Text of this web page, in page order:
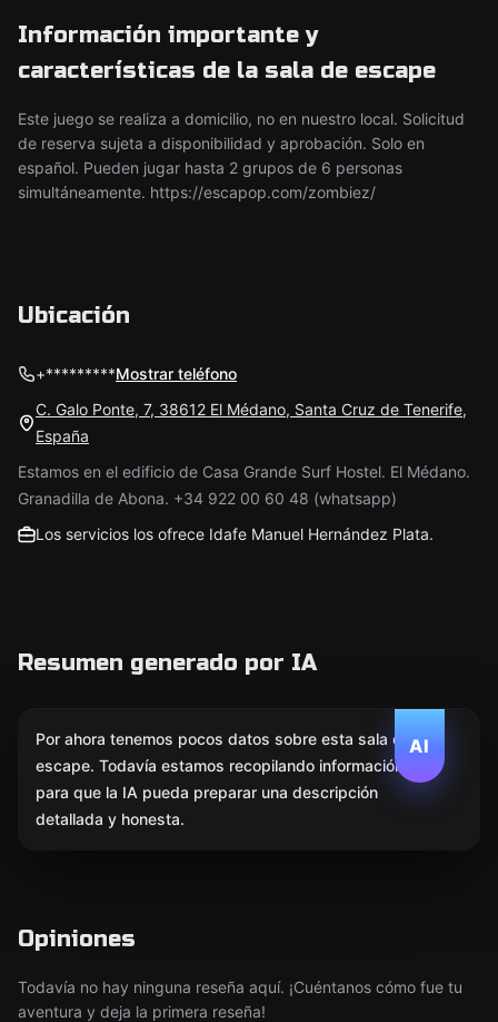
Información importante y
características de la sala de escape
Este juego se realiza a domicilio, no en nuestro local. Solicitud
de reserva sujeta a disponibilidad y aprobación. Solo en
español. Pueden jugar hasta 2 grupos de 6 personas
simultáneamente. https://escapop.com/zombiez/
Ubicación
+*********Mostrar teléfono
C. Galo Ponte, 7, 38612 El Médano, Santa Cruz de Tenerife,
España
Estamos en el edificio de Casa Grande Surf Hostel. El Médano.
Granadilla de Abona. +34 922 00 60 48 (whatsapp)
Los servicios los ofrece Idafe Manuel Hernández Plata.
Resumen generado por IA
AI
Por ahora tenemos pocos datos sobre esta sala de
escape. Todavía estamos recopilando información
para que la IA pueda preparar una descripción
detallada y honesta.
Opiniones
Todavía no hay ninguna reseña aquí. ¡Cuéntanos cómo fue tu
aventura y deja la primera reseña!